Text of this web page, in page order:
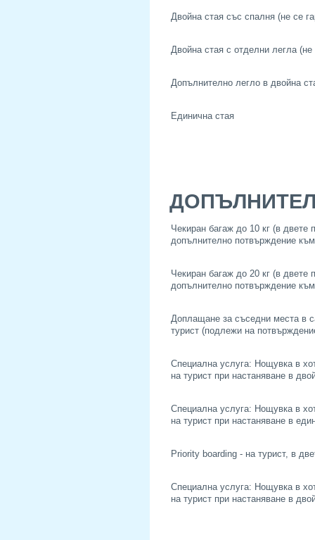
Двойна стая със спалня (не се
Двойна стая с отделни легла (не
Допълнително легло в двойна
Единична стая
Чекиран багаж до 10 кг (в двете
допълнително потвърждение
Чекиран багаж до 20 кг (в двете
допълнително потвърждение
Доплащане за съседни места в
турист (подлежи на
Специална услуга: Нощувка в
на турист при настаняване в
Специална услуга: Нощувка в
на турист при настаняване в
Priority boarding - на турист, в
Специална услуга: Нощувка в
на турист при настаняване в